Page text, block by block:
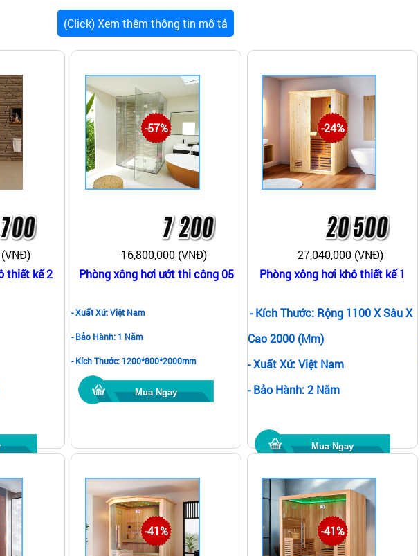
loại xông ướt)
rẻ dùng tốt tại đây:https://bepnamanh.com/nam-anh/79_5--phong-xong-hoi-mini-
(Click) Xem thêm thông tin mô tả
thiết kế 2
-57%
16,800,000 (VNĐ)
Phòng xông hơi ướt thi công 05
- Xuất Xứ: Việt Nam
- Bảo Hành: 1 Năm
- Kích Thước: 1200*800*2000mm
Mua Ngay
-24%
27,040,000 (VNĐ)
Phòng xông hơi khô thiết kế 1
- Kích Thước: Rộng 1100 X Sâu X
Cao 2000 (mm)
- Xuất Xứ: Việt Nam
- Bảo Hành: 2 Năm
Mua Ngay
-41% -41%